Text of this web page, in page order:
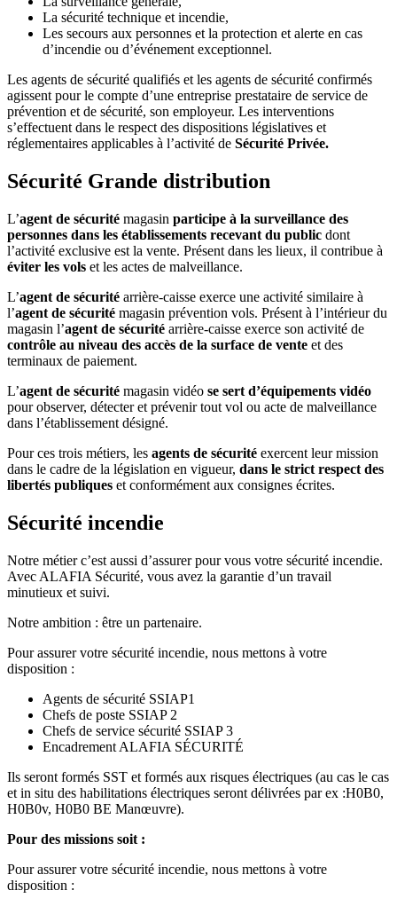
La sécurité technique et incendie,
Les secours aux personnes et la protection et alerte en cas
d’incendie ou d’événement exceptionnel.
Les agents de sécurité qualifiés et les agents de sécurité confirmés
agissent pour le compte d’une entreprise prestataire de service de
prévention et de sécurité, son employeur. Les interventions
s’effectuent dans le respect des dispositions législatives et
réglementaires applicables à l’activité de Sécurité Privée.
Sécurité Grande distribution
L’agent de sécurité magasin participe à la surveillance des
personnes dans les établissements recevant du public dont
l’activité exclusive est la vente. Présent dans les lieux, il contribue à
éviter les vols et les actes de malveillance.
L’agent de sécurité arrière-caisse exerce une activité similaire à
l’agent de sécurité magasin prévention vols. Présent à l’intérieur du
magasin l’agent de sécurité arrière-caisse exerce son activité de
contrôle au niveau des accès de la surface de vente et des
terminaux de paiement.
L’agent de sécurité magasin vidéo se sert d’équipements vidéo
pour observer, détecter et prévenir tout vol ou acte de malveillance
dans l’établissement désigné.
Pour ces trois métiers, les agents de sécurité exercent leur mission
dans le cadre de la législation en vigueur, dans le strict respect des
libertés publiques et conformément aux consignes écrites.
Sécurité incendie
Notre métier c’est aussi d’assurer pour vous votre sécurité incendie.
Avec ALAFIA Sécurité, vous avez la garantie d’un travail
minutieux et suivi.
Notre ambition : être un partenaire.
Pour assurer votre sécurité incendie, nous mettons à votre
disposition :
Agents de sécurité SSIAP1
Chefs de poste SSIAP 2
Chefs de service sécurité SSIAP 3
Encadrement ALAFIA SÉCURITÉ
Ils seront formés SST et formés aux risques électriques (au cas le cas
et in situ des habilitations électriques seront délivrées par ex :H0B0,
H0B0v, H0B0 BE Manœuvre).
Pour des missions soit :
Pour assurer votre sécurité incendie, nous mettons à votre
disposition :